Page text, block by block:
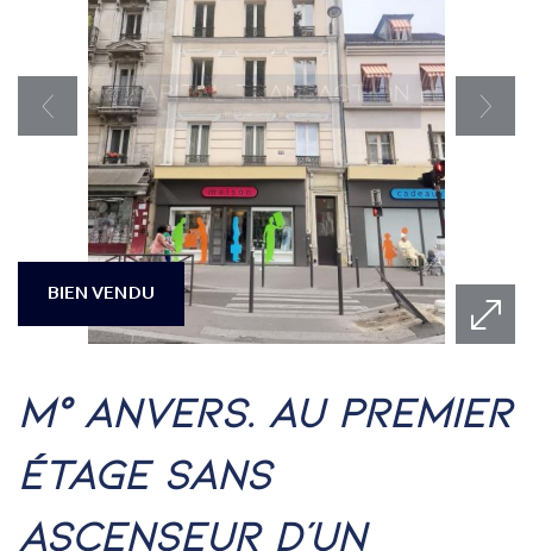
BIEN VENDU
m° anvers. au premier
étage sans
ascenseur d'un